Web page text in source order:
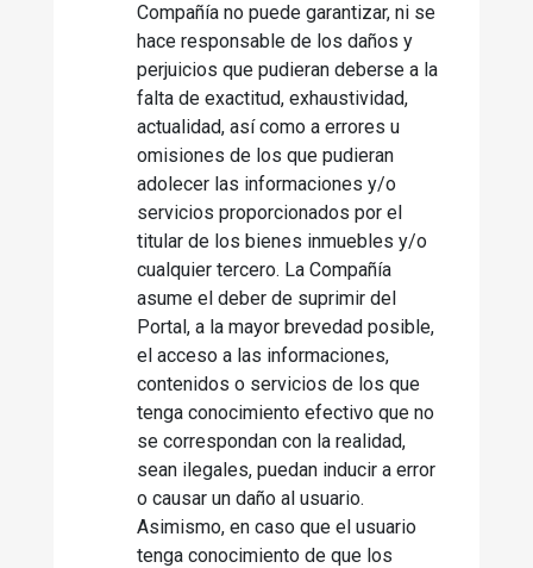
Compañía no puede garantizar, ni se
hace responsable de los daños y
perjuicios que pudieran deberse a la
falta de exactitud, exhaustividad,
actualidad, así como a errores u
omisiones de los que pudieran
adolecer las informaciones y/o
servicios proporcionados por el
titular de los bienes inmuebles y/o
cualquier tercero. La Compañía
asume el deber de suprimir del
Portal, a la mayor brevedad posible,
el acceso a las informaciones,
contenidos o servicios de los que
tenga conocimiento efectivo que no
se correspondan con la realidad,
sean ilegales, puedan inducir a error
o causar un daño al usuario.
Asimismo, en caso que el usuario
tenga conocimiento de que los